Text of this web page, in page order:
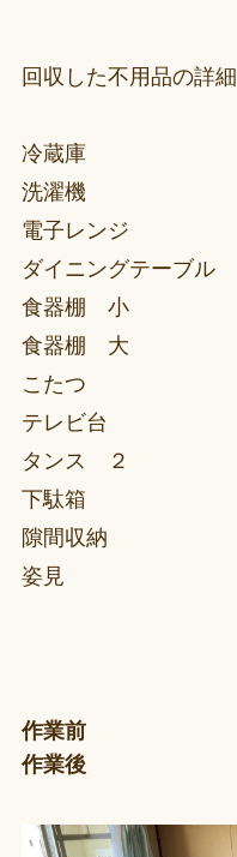
回収した不用品の詳細
冷蔵庫
洗濯機
電子レンジ
ダイニングテーブル
食器棚 小
食器棚 大
こたつ
テレビ台
タンス ２
下駄箱
隙間収納
姿見
作業前
作業後